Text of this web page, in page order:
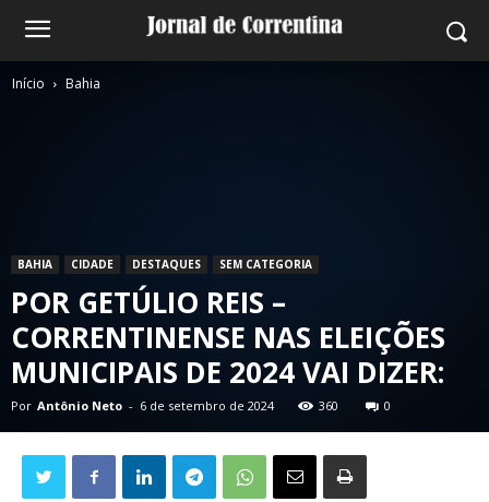
Início Bahia
BAHIA CIDADE DESTAQUES SEM CATEGORIA
POR GETÚLIO REIS –
CORRENTINENSE NAS ELEIÇÕES
MUNICIPAIS DE 2024 VAI DIZER:
Por Antônio Neto - 6 de setembro de 2024 360 0